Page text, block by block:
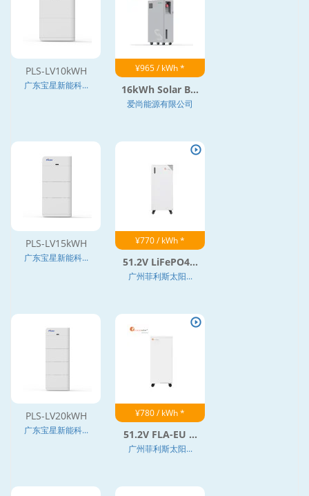
PLS-LV10kWH
广东宝星新能科...
¥965 / kWh *
16kWh Solar B...
爱尚能源有限公司
PLS-LV15kWH
广东宝星新能科...
¥770 / kWh *
51.2V LiFePO4...
广州菲利斯太阳...
PLS-LV20kWH
广东宝星新能科...
¥780 / kWh *
51.2V FLA-EU ...
广州菲利斯太阳...